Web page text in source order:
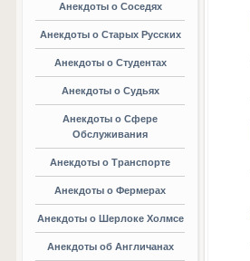
Анекдоты о Соседях
Анекдоты о Старых Русских
Анекдоты о Студентах
Анекдоты о Судьях
Анекдоты о Сфере
Обслуживания
Анекдоты о Транспорте
Анекдоты о Фермерах
Анекдоты о Шерлоке Холмсе
Анекдоты об Англичанах